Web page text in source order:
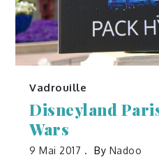
Vadrouille
Disneyland
Wars
9 Mai 2017 By Nadoo